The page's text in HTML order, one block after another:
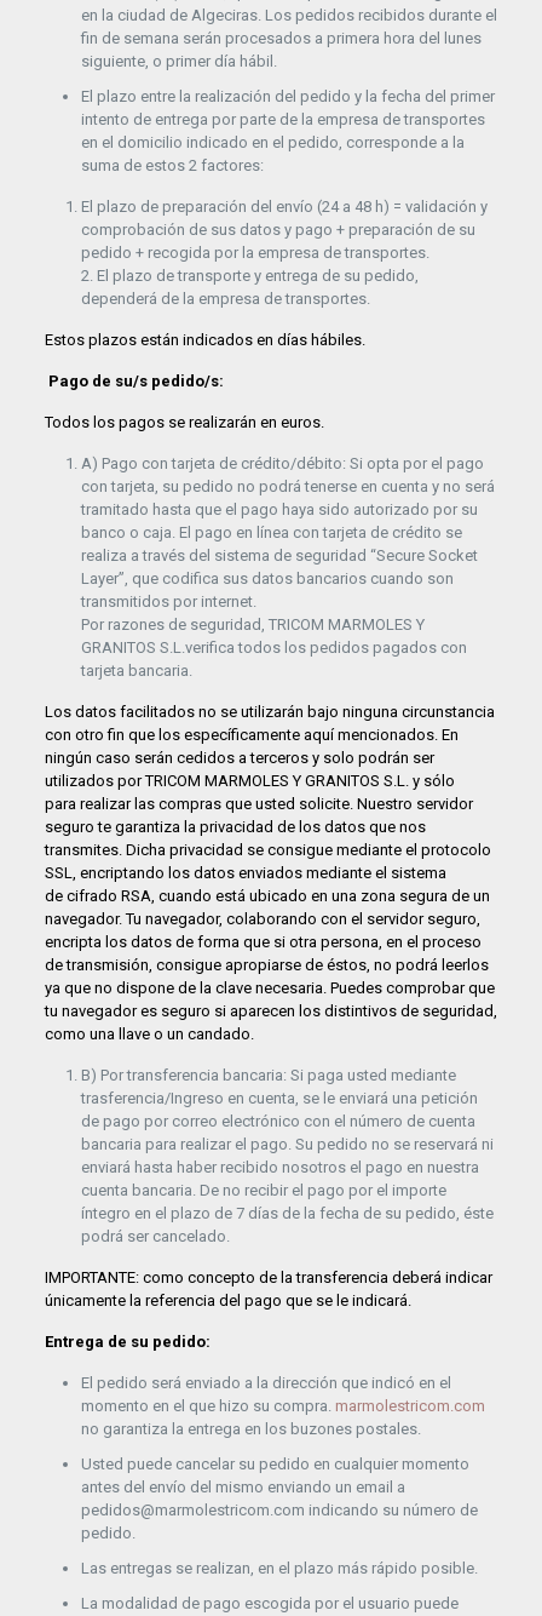
en la ciudad de Algeciras. Los pedidos recibidos durante el
fin de semana serán procesados a primera hora del lunes
siguiente, o primer día hábil.
El plazo entre la realización del pedido y la fecha del primer
intento de entrega por parte de la empresa de transportes
en el domicilio indicado en el pedido, corresponde a la
suma de estos 2 factores:
El plazo de preparación del envío (24 a 48 h) = validación y
comprobación de sus datos y pago + preparación de su
pedido + recogida por la empresa de transportes.
2. El plazo de transporte y entrega de su pedido,
dependerá de la empresa de transportes.
Estos plazos están indicados en días hábiles.
Pago de su/s pedido/s:
Todos los pagos se realizarán en euros.
A) Pago con tarjeta de crédito/débito: Si opta por el pago
con tarjeta, su pedido no podrá tenerse en cuenta y no será
tramitado hasta que el pago haya sido autorizado por su
banco o caja. El pago en línea con tarjeta de crédito se
realiza a través del sistema de seguridad “Secure Socket
Layer”, que codifica sus datos bancarios cuando son
transmitidos por internet.
Por razones de seguridad, TRICOM MARMOLES Y
GRANITOS S.L.verifica todos los pedidos pagados con
tarjeta bancaria.
Los datos facilitados no se utilizarán bajo ninguna circunstancia
con otro fin que los específicamente aquí mencionados. En
ningún caso serán cedidos a terceros y solo podrán ser
utilizados por TRICOM MARMOLES Y GRANITOS S.L. y sólo
para realizar las compras que usted solicite. Nuestro servidor
seguro te garantiza la privacidad de los datos que nos
transmites. Dicha privacidad se consigue mediante el protocolo
SSL, encriptando los datos enviados mediante el sistema
de cifrado RSA, cuando está ubicado en una zona segura de un
navegador. Tu navegador, colaborando con el servidor seguro,
encripta los datos de forma que si otra persona, en el proceso
de transmisión, consigue apropiarse de éstos, no podrá leerlos
ya que no dispone de la clave necesaria. Puedes comprobar que
tu navegador es seguro si aparecen los distintivos de seguridad,
como una llave o un candado.
B) Por transferencia bancaria: Si paga usted mediante
trasferencia/Ingreso en cuenta, se le enviará una petición
de pago por correo electrónico con el número de cuenta
bancaria para realizar el pago. Su pedido no se reservará ni
enviará hasta haber recibido nosotros el pago en nuestra
cuenta bancaria. De no recibir el pago por el importe
íntegro en el plazo de 7 días de la fecha de su pedido, éste
podrá ser cancelado.
IMPORTANTE: como concepto de la transferencia deberá indicar
únicamente la referencia del pago que se le indicará.
Entrega de su pedido:
El pedido será enviado a la dirección que indicó en el
momento en el que hizo su compra. marmolestricom.com
no garantiza la entrega en los buzones postales.
Usted puede cancelar su pedido en cualquier momento
antes del envío del mismo enviando un email a
pedidos@marmolestricom.com indicando su número de
pedido.
Las entregas se realizan, en el plazo más rápido posible.
La modalidad de pago escogida por el usuario puede